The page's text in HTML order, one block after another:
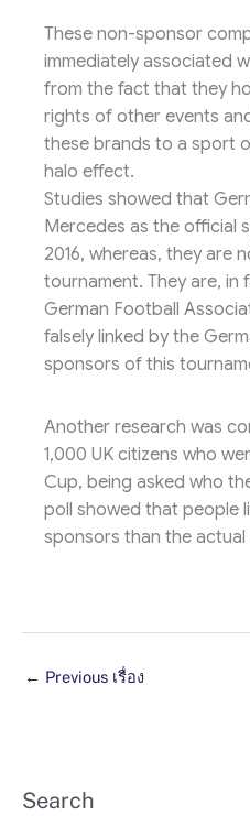
These non-sponsor
immediately associated
from the fact that they
rights of other events
these brands to a sport
halo effect.
Studies showed that
Mercedes as the official
2016, whereas, they are
tournament. They are,
German Football
falsely linked by the
sponsors of this
Another research was
1,000 UK citizens who
Cup, being asked who
poll showed that people
sponsors than the actual
← Previous เรื่อง
Search